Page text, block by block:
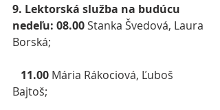
9. Lektorská služba na budúcu
nedeľu: 08.00 Stanka Švedová, Laura
Borská;
   11.00
Mária Rákociová, Ľuboš
Bajtoš;